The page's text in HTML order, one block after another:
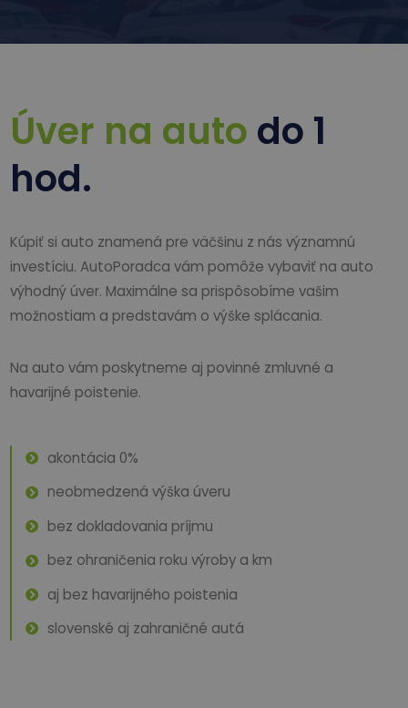
Úver na auto do 1
hod.
Kúpiť si auto znamená pre väčšinu z nás významnú
investíciu. AutoPoradca vám pomôže vybaviť na auto
výhodný úver. Maximálne sa prispôsobíme vašim
možnostiam a predstavám o výške splácania.
Na auto vám poskytneme aj povinné zmluvné a
havarijné poistenie.
akontácia 0%
neobmedzená výška úveru
bez dokladovania príjmu
bez ohraničenia roku výroby a km
aj bez havarijného poistenia
slovenské aj zahraničné autá